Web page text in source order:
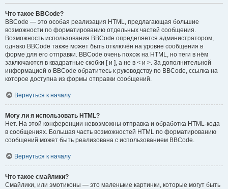
Что такое BBCode?
BBCode — это особая реализация HTML, предлагающая большие
возможности по форматированию отдельных частей сообщения.
Возможность использования BBCode определяется администратором,
однако BBCode также может быть отключён на уровне сообщения в
форме для его отправки. BBCode очень похож на HTML, но теги в нём
заключаются в квадратные скобки [ и ], а не в < и >. За дополнительной
информацией о BBCode обратитесь к руководству по BBCode, ссылка на
которое доступна из формы отправки сообщений.
Вернуться к началу
Могу ли я использовать HTML?
Нет. На этой конференции невозможны отправка и обработка HTML-кода
в сообщениях. Большая часть возможностей HTML по форматированию
сообщений может быть реализована с использованием BBCode.
Вернуться к началу
Что такое смайлики?
Смайлики, или эмотиконы — это маленькие картинки, которые могут быть